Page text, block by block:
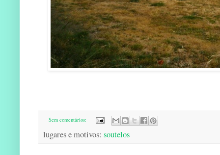
Sem comentários:
lugares e motivos: soutelos